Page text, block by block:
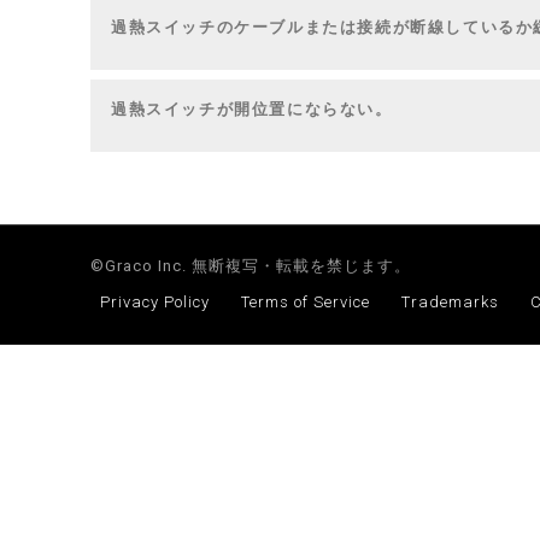
過熱スイッチのケーブルまたは接続が断線しているか
過熱スイッチが開位置にならない。
©Graco Inc. 無断複写・転載を禁じます。
Privacy Policy
Terms of Service Trademarks